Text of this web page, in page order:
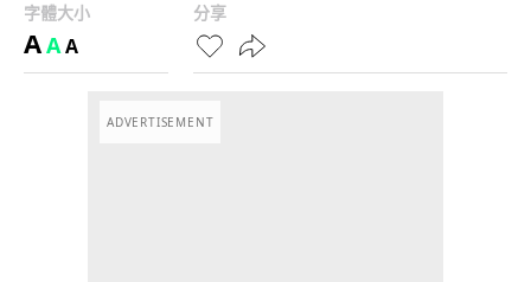
字體大小
AAA
分享
ADVERTISEMENT